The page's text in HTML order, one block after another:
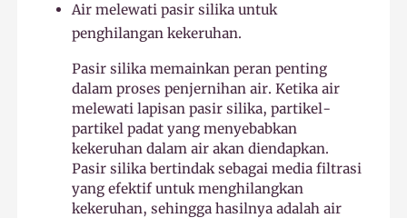
Air melewati pasir silika untuk
penghilangan kekeruhan.
Pasir silika memainkan peran penting
dalam proses penjernihan air. Ketika air
melewati lapisan pasir silika, partikel-
partikel padat yang menyebabkan
kekeruhan dalam air akan diendapkan.
Pasir silika bertindak sebagai media filtrasi
yang efektif untuk menghilangkan
kekeruhan, sehingga hasilnya adalah air